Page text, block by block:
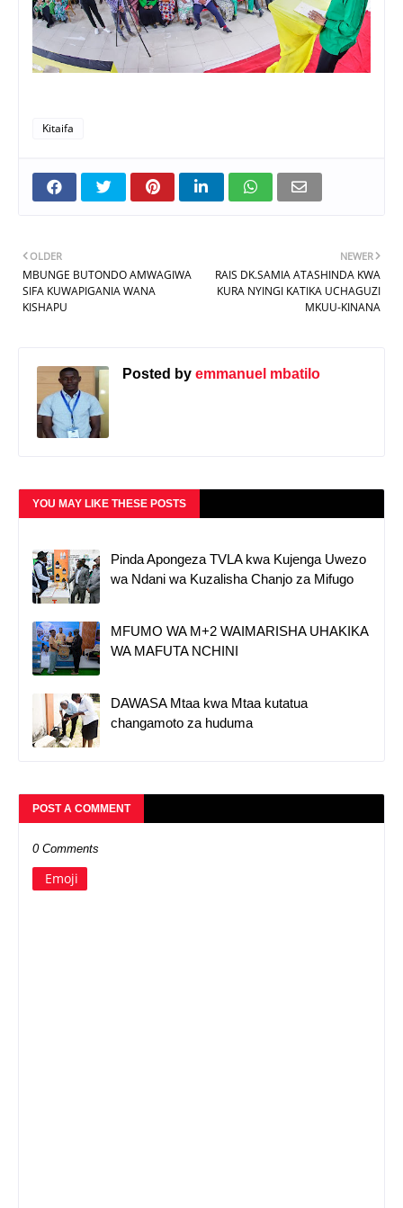
Kitaifa
NEWER
RAIS DK.SAMIA ATASHINDA KWA
KURA NYINGI KATIKA UCHAGUZI
MKUU-KINANA
OLDER
MBUNGE BUTONDO AMWAGIWA
SIFA KUWAPIGANIA WANA
KISHAPU
Posted by emmanuel mbatilo
YOU MAY LIKE THESE POSTS
Pinda Apongeza TVLA kwa Kujenga Uwezo
wa Ndani wa Kuzalisha Chanjo za Mifugo
MFUMO WA M+2 WAIMARISHA UHAKIKA
WA MAFUTA NCHINI
DAWASA Mtaa kwa Mtaa kutatua
changamoto za huduma
POST A COMMENT
0 Comments
Emoji